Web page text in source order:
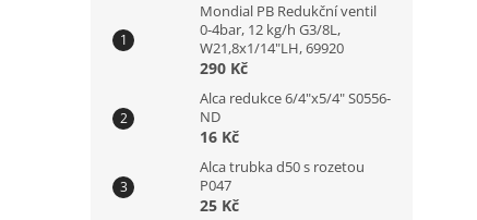
Mondial PB Redukční ventil
0-4bar, 12 kg/h G3/8L,
W21,8x1/14"LH, 69920
290 Kč
Alca redukce 6/4"x5/4" S0556-
ND
16 Kč
Alca trubka d50 s rozetou
P047
25 Kč